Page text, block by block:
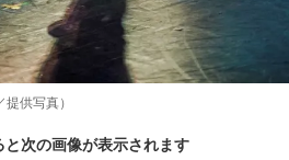
供写真）
と次の画像が表示されます